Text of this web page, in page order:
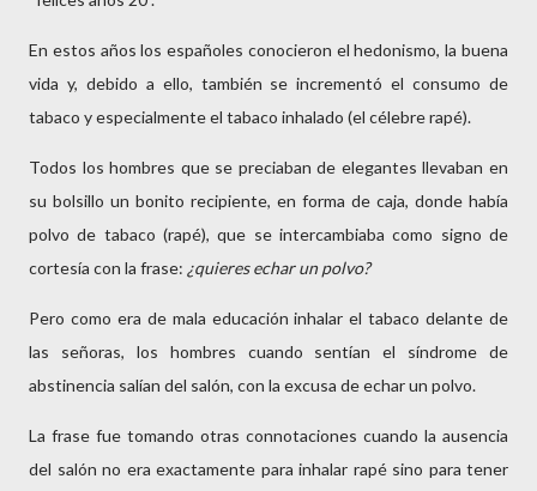
En estos años los españoles conocieron el hedonismo, la buena
vida y, debido a ello, también se incrementó el consumo de
tabaco y especialmente el tabaco inhalado (el célebre rapé).
Todos los hombres que se preciaban de elegantes llevaban en
su bolsillo un bonito recipiente, en forma de caja, donde había
polvo de tabaco (rapé), que se intercambiaba como signo de
cortesía con la frase: ¿quieres echar un polvo?
Pero como era de mala educación inhalar el tabaco delante de
las señoras, los hombres cuando sentían el síndrome de
abstinencia salían del salón, con la excusa de echar un polvo.
La frase fue tomando otras connotaciones cuando la ausencia
del salón no era exactamente para inhalar rapé sino para tener